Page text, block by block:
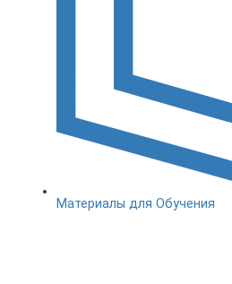
Материалы для Обучения